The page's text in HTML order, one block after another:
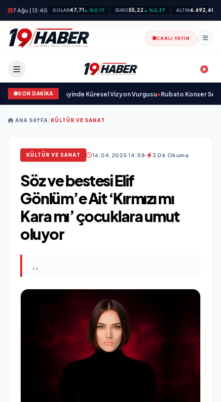
7 Ağu | 13:40 DOLAR47,71▲ %0,17 EURO55,22 ▲ %0,37 ALTIN6.692,60
CANLI YAYIN
SON DAKİKA
Savunma Sanayinde Küresel Vizyon Vurgusu•Rubato Konser Serisi
ANA SAYFA/KÜLTÜR VE SANAT
KÜLTÜR VE SANAT 16.04.2025 14:58 3 Dk Okuma
Söz ve bestesi Elif
Gönlüm’e Ait ‘Kırmızı mı
Kara mı’ çocuklara umut
oluyor
..